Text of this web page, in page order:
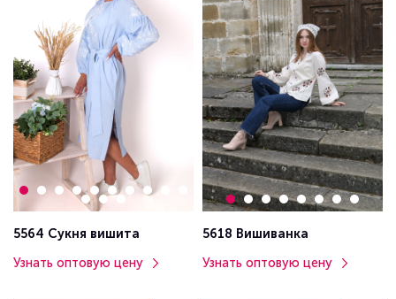
5564 Сукня вишита
Узнать оптовую цену
5618 Вишиванка
Узнать оптовую цену